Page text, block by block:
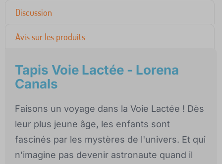
Discussion
Avis sur les produits
Tapis Voie Lactée - Lorena
Canals
Faisons un voyage dans la Voie Lactée ! Dès
leur plus jeune âge, les enfants sont
fascinés par les mystères de l'univers. Et qui
n’imagine pas devenir astronaute quand il